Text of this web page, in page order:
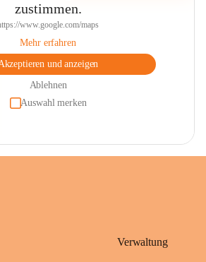
zustimmen.
www.google.com/maps
Mehr erfahren
und anzeigen
Ablehnen
Auswahl merken
Verwaltung